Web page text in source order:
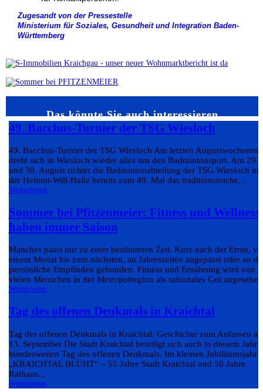
Zugesandt von der Pressestelle
Ministerium für Soziales, Gesundheit und Integration Baden-
Württemberg
Das könnte Sie auch interessieren…
49. Bacchus-Turnier der TSG Wiesloch
49. Bacchus-Turnier der TSG Wiesloch Am letzten
dreht sich in Wiesloch wieder alles um den Badmintonsport. Am 29.
und 30. August richtet die Badmintonabteilung der TSG Wiesloch in
der Helmut-Will-Halle bereits zum 49. Mal das traditionsreiche...
Weiterlesen
Sommer bei Pfitzenmeier: Fitness und Wellness
haben immer Saison
Manches passt nur zu einer bestimmten Zeit. Kurz nach der Ernte,
einem Monat bis zum nächsten, an Jahreszeiten angepasst oder an
persönliche Empfinden gebunden. Fitness und Ernährung wird von
vielen Menschen in der Metropolregion als saisonales Gut
Weiterlesen
Tag des offenen Denkmals in Kraichtal
Tag des offenen Denkmals in Kraichtal: Geschichte zum Anfassen
13. September Die Stadt Kraichtal beteiligt sich auch in diesem Jahr
bundesweiten Tag des offenen Denkmals. Im kleinen Jubiläumsjahr
„KRAICHTAL BLÜHT“ – 55 Jahre Stadt Kraichtal und 50 Jahre
Rathaus...
Weiterlesen